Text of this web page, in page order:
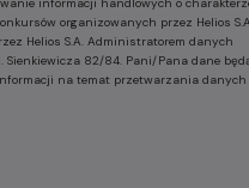
informacji handlowych o
organizowanych przez Helios
Helios S.A. Administratorem danych
Sienkiewicza 82/84. Pani/Pana dane
na temat przetwarzania danych